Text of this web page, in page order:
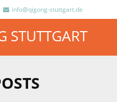
info@qigong-stuttgart.de
STUTTGART